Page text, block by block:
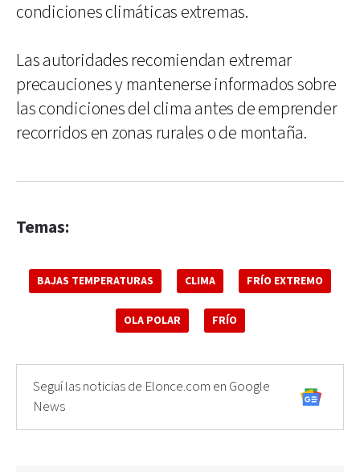
condiciones climáticas extremas.
Las autoridades recomiendan extremar
precauciones y mantenerse informados sobre
las condiciones del clima antes de emprender
recorridos en zonas rurales o de montaña.
Temas:
BAJAS TEMPERATURAS CLIMA FRÍO EXTREMO
OLA POLAR FRÍO
Seguí las noticias de Elonce.com en Google
News